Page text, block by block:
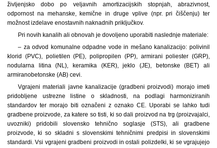
življenjsko dobo po veljavnih amortizacijskih stopnjah, abrazivnost,
odpornost na mehanske, kemične in druge vplive (npr. pri čiščenju) ter
možnost izdelave enostavnih naknadnih priključkov.
Pri novih kanalih ali obnovah je dovoljeno uporabiti naslednje materiale:
– za odvod komunalne odpadne vode in mešano kanalizacijo: polivinil
klorid (PVC), polietilen (PE), polipropilen (PP), armirani poliester (GRP),
nodularna litina (NL), keramika (KER), jeklo (JE), betonske (BET) ali
armiranobetonske (AB) cevi.
Vgrajeni materiali javne kanalizacije (gradbeni proizvodi) morajo imeti
pridobljene ustrezne listine o skladnosti, na podlagi harmoniziranih
standardov ter morajo biti označeni z oznako CE. Uporabi se lahko tudi
gradbene proizvode, za katere so tisti, ki so dali proizvod na trg (proizvajalci,
uvozniki) pridobili slovensko tehnično soglasje (STS), ali gradbene
proizvode, ki so skladni s slovenskimi tehničnimi predpisi in slovenskimi
standardi. Vsi vgrajeni gradbeni proizvodi in ostali polizdelki, ki se vgrajujejo